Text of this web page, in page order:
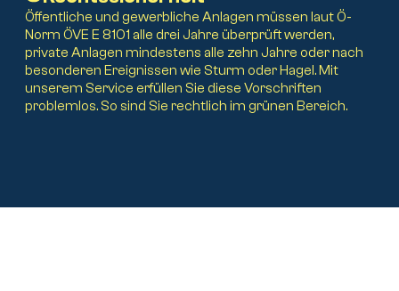
Über uns
Öffentliche und gewerbliche Anlagen müssen laut Ö-
Norm ÖVE E 8101 alle drei Jahre überprüft werden,
private Anlagen mindestens alle zehn Jahre oder nach
besonderen Ereignissen wie Sturm oder Hagel. Mit
unserem Service erfüllen Sie diese Vorschriften
problemlos. So sind Sie rechtlich im grünen Bereich.